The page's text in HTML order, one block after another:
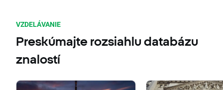
VZDELÁVANIE
Preskúmajte rozsiahlu databázu
znalostí